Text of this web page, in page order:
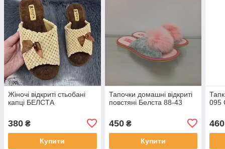
Жіночі відкриті стьобані
капці БЕЛСТА
380 ₴
Купити
Тапочки домашні відкриті
повстяні Белста 88-43
450₴
Купити
095
460